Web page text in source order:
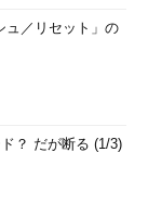
ュ／リセット」の
？ だが断る (1/3)